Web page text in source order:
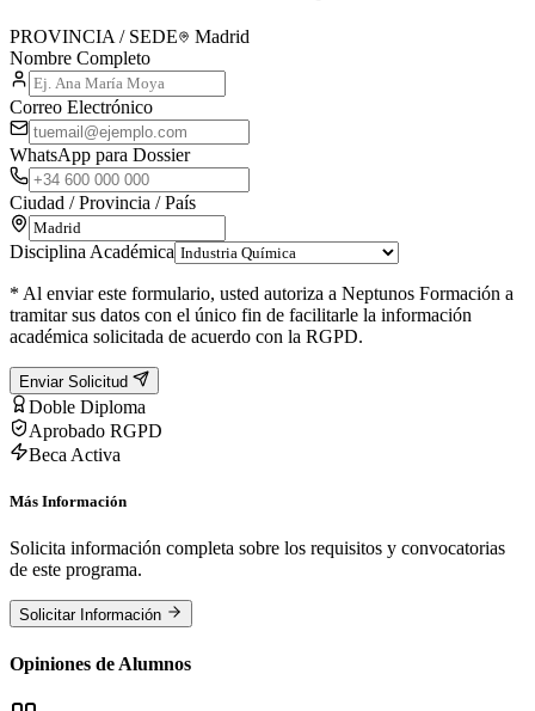
PROVINCIA / SEDE
Madrid
Nombre Completo
Correo Electrónico
WhatsApp para Dossier
Ciudad / Provincia / País
Disciplina Académica
* Al enviar este formulario, usted autoriza a Neptunos Formación a
tramitar sus datos con el único fin de facilitarle la información
académica solicitada de acuerdo con la RGPD.
Enviar Solicitud
Doble Diploma
Aprobado RGPD
Beca Activa
Más Información
Solicita información completa sobre los requisitos y convocatorias
de este programa.
Solicitar Información
Opiniones de Alumnos